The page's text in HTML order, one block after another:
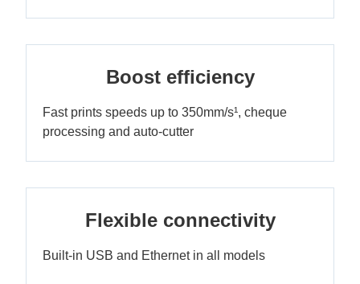
Boost efficiency
Fast prints speeds up to 350mm/s¹, cheque
processing and auto-cutter
Flexible connectivity
Built-in USB and Ethernet in all models